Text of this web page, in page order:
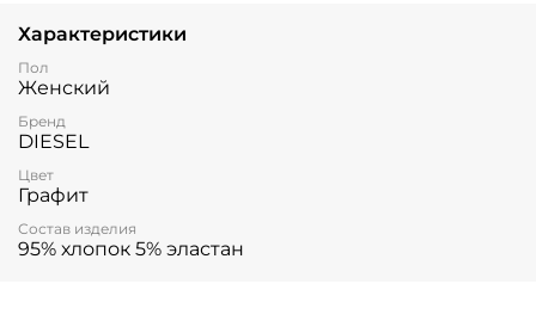
Характеристики
Пол
Женский
Бренд
DIESEL
Цвет
Графит
Состав изделия
95% хлопок 5% эластан